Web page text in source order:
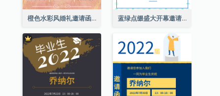
橙色水彩风婚礼邀请函 蓝绿点缀盛大开幕邀请函